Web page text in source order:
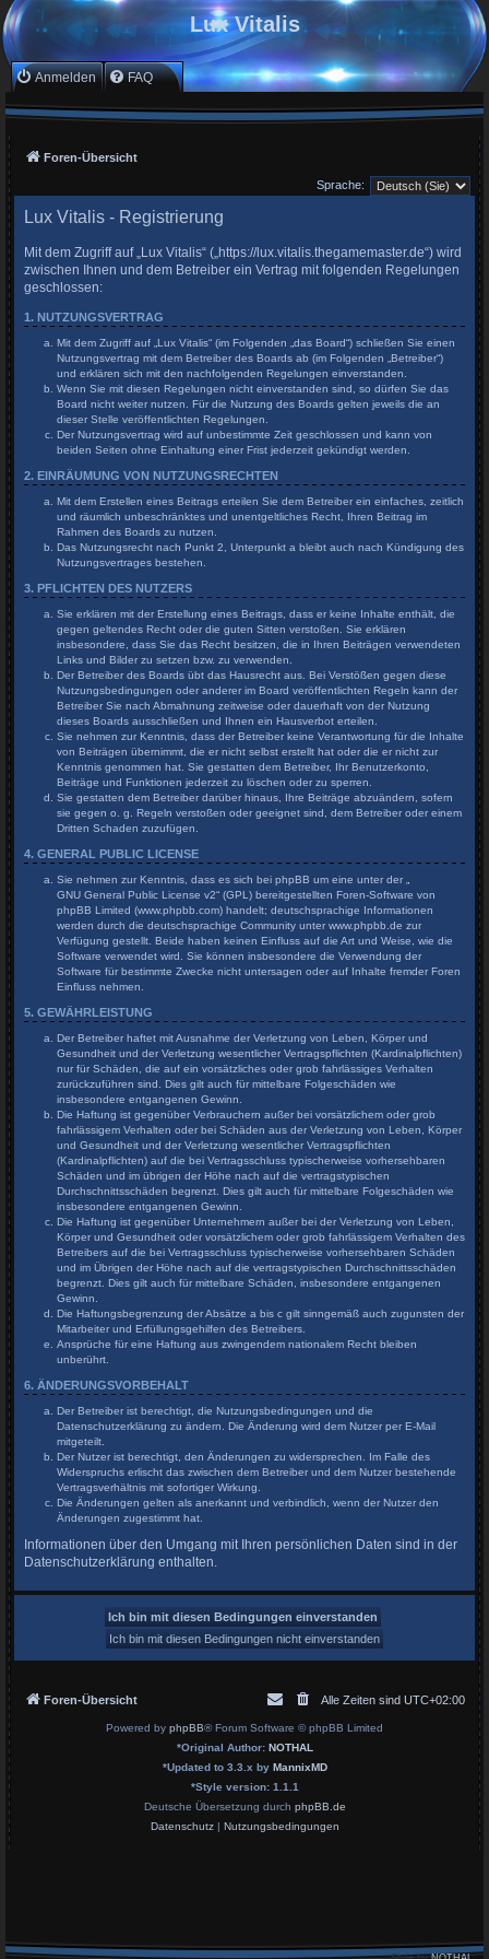
Lux Vitalis
Anmelden FAQ
Foren-Übersicht
Sprache:
Lux Vitalis - Registrierung
Mit dem Zugriff auf „Lux Vitalis“ („https://lux.vitalis.thegamemaster.de“) wird
zwischen Ihnen und dem Betreiber ein Vertrag mit folgenden Regelungen
geschlossen:
1. NUTZUNGSVERTRAG
Mit dem Zugriff auf „Lux Vitalis“ (im Folgenden „das Board“) schließen Sie einen
Nutzungsvertrag mit dem Betreiber des Boards ab (im Folgenden „Betreiber“)
und erklären sich mit den nachfolgenden Regelungen einverstanden.
Wenn Sie mit diesen Regelungen nicht einverstanden sind, so dürfen Sie das
Board nicht weiter nutzen. Für die Nutzung des Boards gelten jeweils die an
dieser Stelle veröffentlichten Regelungen.
Der Nutzungsvertrag wird auf unbestimmte Zeit geschlossen und kann von
beiden Seiten ohne Einhaltung einer Frist jederzeit gekündigt werden.
2. EINRÄUMUNG VON NUTZUNGSRECHTEN
Mit dem Erstellen eines Beitrags erteilen Sie dem Betreiber ein einfaches, zeitlich
und räumlich unbeschränktes und unentgeltliches Recht, Ihren Beitrag im
Rahmen des Boards zu nutzen.
Das Nutzungsrecht nach Punkt 2, Unterpunkt a bleibt auch nach Kündigung des
Nutzungsvertrages bestehen.
3. PFLICHTEN DES NUTZERS
Sie erklären mit der Erstellung eines Beitrags, dass er keine Inhalte enthält, die
gegen geltendes Recht oder die guten Sitten verstoßen. Sie erklären
insbesondere, dass Sie das Recht besitzen, die in Ihren Beiträgen verwendeten
Links und Bilder zu setzen bzw. zu verwenden.
Der Betreiber des Boards übt das Hausrecht aus. Bei Verstößen gegen diese
Nutzungsbedingungen oder anderer im Board veröffentlichten Regeln kann der
Betreiber Sie nach Abmahnung zeitweise oder dauerhaft von der Nutzung
dieses Boards ausschließen und Ihnen ein Hausverbot erteilen.
Sie nehmen zur Kenntnis, dass der Betreiber keine Verantwortung für die Inhalte
von Beiträgen übernimmt, die er nicht selbst erstellt hat oder die er nicht zur
Kenntnis genommen hat. Sie gestatten dem Betreiber, Ihr Benutzerkonto,
Beiträge und Funktionen jederzeit zu löschen oder zu sperren.
Sie gestatten dem Betreiber darüber hinaus, Ihre Beiträge abzuändern, sofern
sie gegen o. g. Regeln verstoßen oder geeignet sind, dem Betreiber oder einem
Dritten Schaden zuzufügen.
4. GENERAL PUBLIC LICENSE
Sie nehmen zur Kenntnis, dass es sich bei phpBB um eine unter der „
GNU General Public License v2“ (GPL) bereitgestellten Foren-Software von
phpBB Limited (www.phpbb.com) handelt; deutschsprachige Informationen
werden durch die deutschsprachige Community unter www.phpbb.de zur
Verfügung gestellt. Beide haben keinen Einfluss auf die Art und Weise, wie die
Software verwendet wird. Sie können insbesondere die Verwendung der
Software für bestimmte Zwecke nicht untersagen oder auf Inhalte fremder Foren
Einfluss nehmen.
5. GEWÄHRLEISTUNG
Der Betreiber haftet mit Ausnahme der Verletzung von Leben, Körper und
Gesundheit und der Verletzung wesentlicher Vertragspflichten (Kardinalpflichten)
nur für Schäden, die auf ein vorsätzliches oder grob fahrlässiges Verhalten
zurückzuführen sind. Dies gilt auch für mittelbare Folgeschäden wie
insbesondere entgangenen Gewinn.
Die Haftung ist gegenüber Verbrauchern außer bei vorsätzlichem oder grob
fahrlässigem Verhalten oder bei Schäden aus der Verletzung von Leben, Körper
und Gesundheit und der Verletzung wesentlicher Vertragspflichten
(Kardinalpflichten) auf die bei Vertragsschluss typischerweise vorhersehbaren
Schäden und im übrigen der Höhe nach auf die vertragstypischen
Durchschnittsschäden begrenzt. Dies gilt auch für mittelbare Folgeschäden wie
insbesondere entgangenen Gewinn.
Die Haftung ist gegenüber Unternehmern außer bei der Verletzung von Leben,
Körper und Gesundheit oder vorsätzlichem oder grob fahrlässigem Verhalten des
Betreibers auf die bei Vertragsschluss typischerweise vorhersehbaren Schäden
und im Übrigen der Höhe nach auf die vertragstypischen Durchschnittsschäden
begrenzt. Dies gilt auch für mittelbare Schäden, insbesondere entgangenen
Gewinn.
Die Haftungsbegrenzung der Absätze a bis c gilt sinngemäß auch zugunsten der
Mitarbeiter und Erfüllungsgehilfen des Betreibers.
Ansprüche für eine Haftung aus zwingendem nationalem Recht bleiben
unberührt.
6. ÄNDERUNGSVORBEHALT
Der Betreiber ist berechtigt, die Nutzungsbedingungen und die
Datenschutzerklärung zu ändern. Die Änderung wird dem Nutzer per E-Mail
mitgeteilt.
Der Nutzer ist berechtigt, den Änderungen zu widersprechen. Im Falle des
Widerspruchs erlischt das zwischen dem Betreiber und dem Nutzer bestehende
Vertragsverhältnis mit sofortiger Wirkung.
Die Änderungen gelten als anerkannt und verbindlich, wenn der Nutzer den
Änderungen zugestimmt hat.
Informationen über den Umgang mit Ihren persönlichen Daten sind in der
Datenschutzerklärung enthalten.
Foren-Übersicht Alle Zeiten sind UTC+02:00
Powered by phpBB® Forum Software © phpBB Limited
*Original Author: NOTHAL
*Updated to 3.3.x by MannixMD
*Style version: 1.1.1
Deutsche Übersetzung durch phpBB.de
Datenschutz| Nutzungsbedingungen